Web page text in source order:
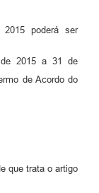
poderá ser
2015 a 31 de
de Acordo do
que trata o artigo